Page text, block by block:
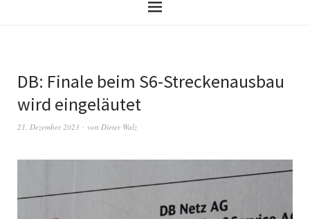
DB: Finale beim S6-Streckenausbau
wird eingeläutet
21. Dezember 2023 von Dieter Walz